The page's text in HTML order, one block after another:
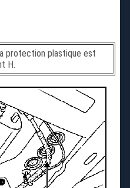
protection plastique est
H.